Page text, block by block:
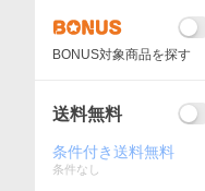
BONUS対象商品を探す
送料無料
条件付き送料無料
条件なし